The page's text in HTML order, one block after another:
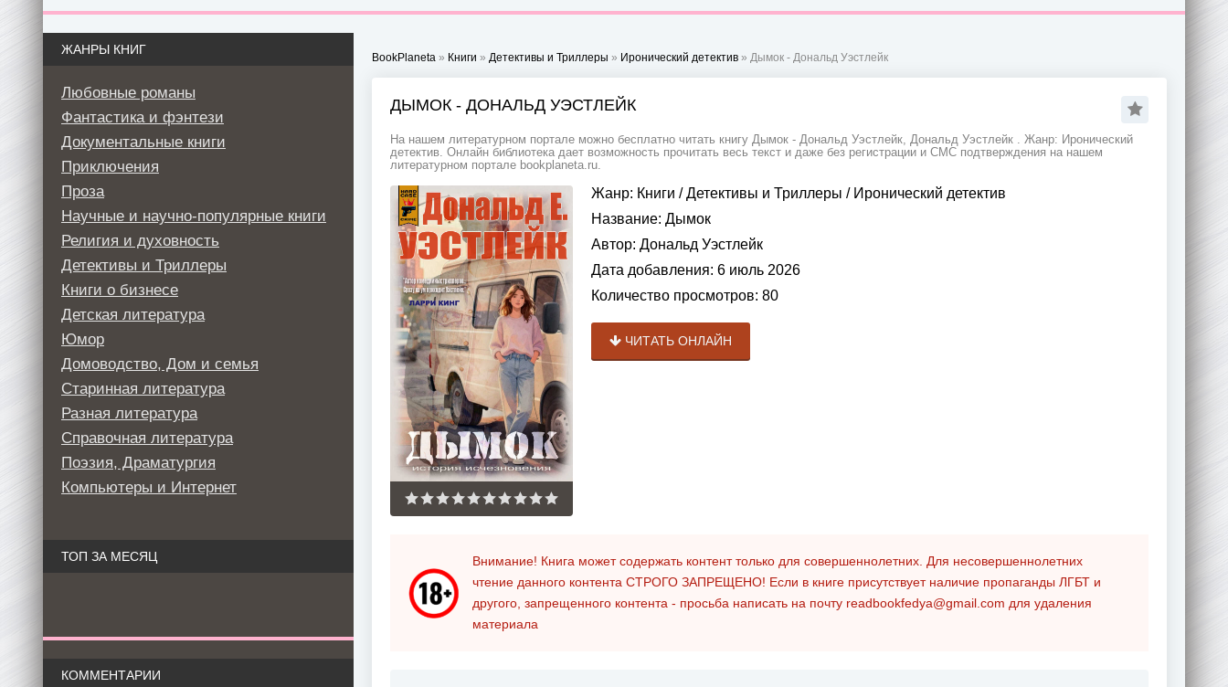
BookPlaneta » Книги » Детективы и Триллеры » Иронический детектив » Дымок - Дональд Уэстлейк
ДЫМОК - ДОНАЛЬД УЭСТЛЕЙК
На нашем литературном портале можно бесплатно читать книгу Дымок - Дональд Уэстлейк, Дональд Уэстлейк . Жанр: Иронический
детектив. Онлайн библиотека дает возможность прочитать весь текст и даже без регистрации и СМС подтверждения на нашем
литературном портале bookplaneta.ru.
Жанр: Книги /Детективы и Триллеры / Иронический детектив
Название: Дымок
Автор: Дональд Уэстлейк
Дата добавления: 6 июль 2026
Количество просмотров: 80
ЧИТАТЬ ОНЛАЙН
Внимание! Книга может содержать контент только для совершеннолетних. Для несовершеннолетних
чтение данного контента СТРОГО ЗАПРЕЩЕНО! Если в книге присутствует наличие пропаганды ЛГБТ и
другого, запрещенного контента - просьба написать на почту readbookfedya@gmail.com для удаления
материала
ЖАНРЫ КНИГ
Любовные романы
Фантастика и фэнтези
Документальные книги
Приключения
Проза
Научные и научно-популярные книги
Религия и духовность
Детективы и Триллеры
Книги о бизнесе
Детская литература
Юмор
Домоводство, Дом и семья
Старинная литература
Разная литература
Справочная литература
Поэзия, Драматургия
Компьютеры и Интернет
ТОП ЗА МЕСЯЦ
КОММЕНТАРИИ